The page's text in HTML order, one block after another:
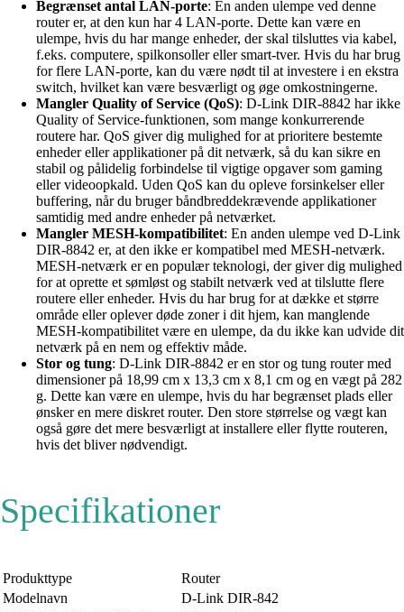
Begrænset antal LAN-porte: En anden ulempe ved denne
router er, at den kun har 4 LAN-porte. Dette kan være en
ulempe, hvis du har mange enheder, der skal tilsluttes via kabel,
f.eks. computere, spilkonsoller eller smart-tver. Hvis du har brug
for flere LAN-porte, kan du være nødt til at investere i en ekstra
switch, hvilket kan være besværligt og øge omkostningerne.
Mangler Quality of Service (QoS): D-Link DIR-8842 har ikke
Quality of Service-funktionen, som mange konkurrerende
routere har. QoS giver dig mulighed for at prioritere bestemte
enheder eller applikationer på dit netværk, så du kan sikre en
stabil og pålidelig forbindelse til vigtige opgaver som gaming
eller videoopkald. Uden QoS kan du opleve forsinkelser eller
buffering, når du bruger båndbreddekrævende applikationer
samtidig med andre enheder på netværket.
Mangler MESH-kompatibilitet: En anden ulempe ved D-Link
DIR-8842 er, at den ikke er kompatibel med MESH-netværk.
MESH-netværk er en populær teknologi, der giver dig mulighed
for at oprette et sømløst og stabilt netværk ved at tilslutte flere
routere eller enheder. Hvis du har brug for at dække et større
område eller oplever døde zoner i dit hjem, kan manglende
MESH-kompatibilitet være en ulempe, da du ikke kan udvide dit
netværk på en nem og effektiv måde.
Stor og tung: D-Link DIR-8842 er en stor og tung router med
dimensioner på 18,99 cm x 13,3 cm x 8,1 cm og en vægt på 282
g. Dette kan være en ulempe, hvis du har begrænset plads eller
ønsker en mere diskret router. Den store størrelse og vægt kan
også gøre det mere besværligt at installere eller flytte routeren,
hvis det bliver nødvendigt.
Specifikationer
Produkttype
Router
Modelnavn
D-Link DIR-842